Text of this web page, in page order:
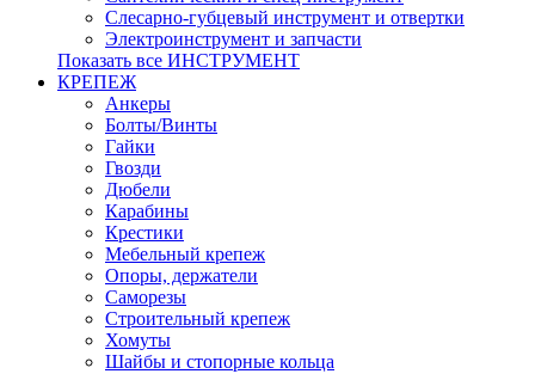
Слесарно-губцевый инструмент и отвертки
Электроинструмент и запчасти
Показать все ИНСТРУМЕНТ
КРЕПЕЖ
Анкеры
Болты/Винты
Гайки
Гвозди
Дюбели
Карабины
Крестики
Мебельный крепеж
Опоры, держатели
Саморезы
Строительный крепеж
Хомуты
Шайбы и стопорные кольца